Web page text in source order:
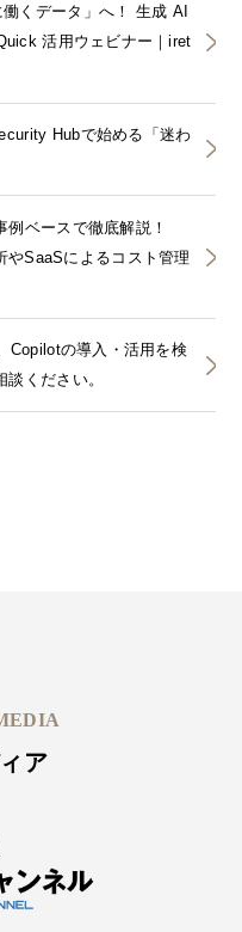
くデータ」へ！ 生成 AI
活用ウェビナー｜iret
Hubで始める「迷わ
ベースで徹底解説！
やSaaSによるコスト管理
Copilotの導入・活用を検
ください。
ア